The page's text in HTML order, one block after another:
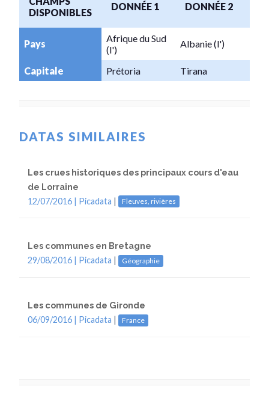
DISPONIBLES
DONNÉE 1 DONNÉE 2
Pays
Afrique du Sud
(l')
Albanie (l')
Capitale Prétoria Tirana
DATAS SIMILAIRES
Les crues historiques des principaux cours d'eau
de Lorraine
12/07/2016 | Picadata | Fleuves, rivières
Les communes en Bretagne
29/08/2016 | Picadata | Géographie
Les communes de Gironde
06/09/2016 | Picadata | France